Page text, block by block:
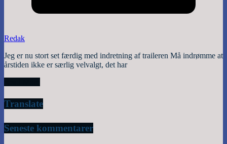
Redak
Jeg er nu stort set færdig med indretning af traileren Må indrømme at
årstiden ikke er særlig velvalgt, det har
Translate
Seneste kommentarer